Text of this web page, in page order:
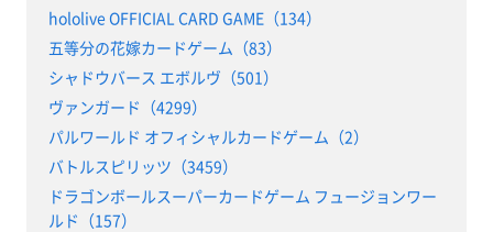
hololive OFFICIAL CARD GAME（134）
五等分の花嫁カードゲーム（83）
シャドウバース エボルヴ（501）
ヴァンガード（4299）
パルワールド オフィシャルカードゲーム（2）
バトルスピリッツ（3459）
ドラゴンボールスーパーカードゲーム フュージョンワー
ルド（157）